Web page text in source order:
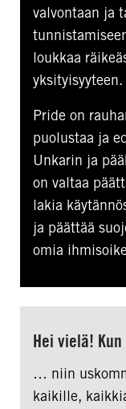
valvontaan ja
loukkaa
yksityisyyteen.
Pride on
puolustaa ja
Unkarin ja
on valtaa
lakia
ja päättää
omia
Hei vielä!
… niin
kaikille,